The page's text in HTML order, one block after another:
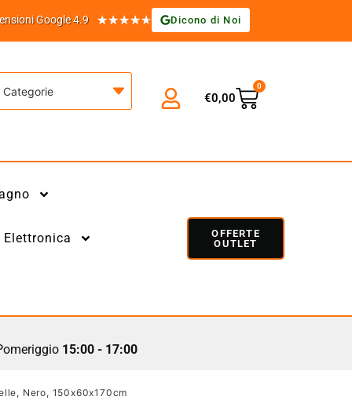
Google 4.9 ★★★★★ Dicono di Noi
Categorie €0,00
0
Elettronica
OFFERTE
OUTLET
15:00 - 17:00
Nero, 150x60x170cm